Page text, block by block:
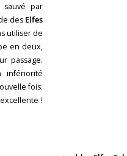
par
des Elfes
utiliser de
en deux,
passage.
infériorité
fois.
!